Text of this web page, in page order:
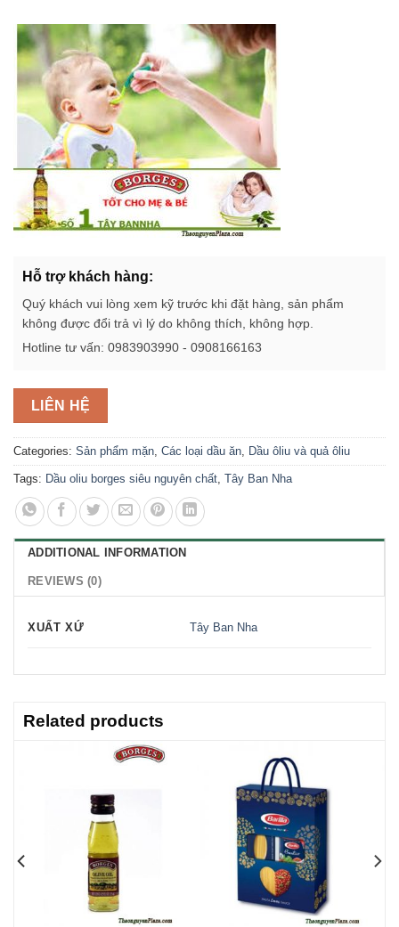
Hỗ trợ khách hàng:
Quý khách vui lòng xem kỹ trước khi đặt hàng, sản phẩm
không được đổi trả vì lý do không thích, không hợp.
Hotline tư vấn: 0983903990 - 0908166163
LIÊN HỆ
Categories: Sản phẩm mặn Các loại dầu ăn Dầu ôliu và quả ôliu
Tags: Dầu oliu borges siêu nguyên chất Tây Ban Nha
ADDITIONAL INFORMATION
REVIEWS (0)
XUẤT XỨ Tây Ban Nha
Related products